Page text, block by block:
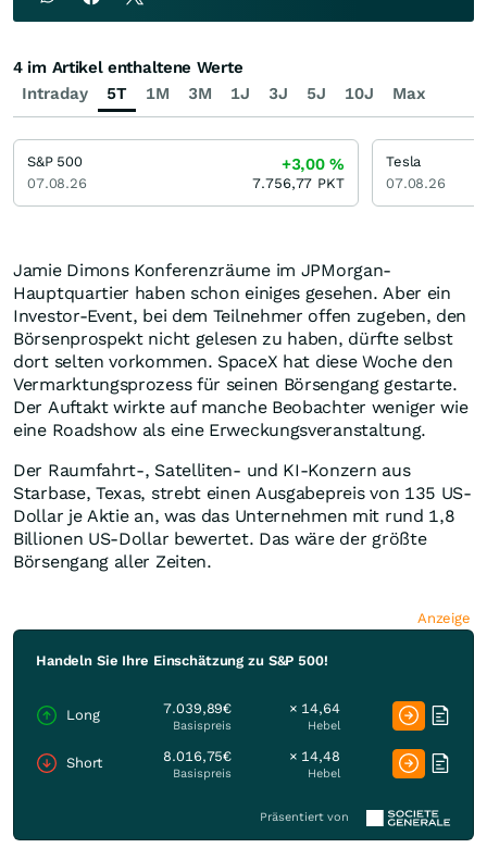
Jamie Dimons Konferenzräume im JPMorgan-
Hauptquartier haben schon einiges gesehen. Aber ein
Investor-Event, bei dem Teilnehmer offen zugeben, den
Börsenprospekt nicht gelesen zu haben, dürfte selbst
dort selten vorkommen. SpaceX hat diese Woche den
Vermarktungsprozess für seinen Börsengang gestarte.
Der Auftakt wirkte auf manche Beobachter weniger wie
eine Roadshow als eine Erweckungsveranstaltung.
Der Raumfahrt-, Satelliten- und KI-Konzern aus
Starbase, Texas, strebt einen Ausgabepreis von 135 US-
Dollar je Aktie an, was das Unternehmen mit rund 1,8
Billionen US-Dollar bewertet. Das wäre der größte
Börsengang aller Zeiten.
Anzeige
Handeln Sie Ihre Einschätzung zu S&P 500!
Long 7.039,89€
Basispreis
× 14,64
Hebel
Short 8.016,75€
Basispreis
× 14,48
Hebel
Präsentiert von
Intraday 5T 1M 3M 1J 3J 5J 10J Max
4 im Artikel enthaltene Werte
S&P 500
07.08.26
+3,00%
7.756,77 PKT
Tesla
07.08.26